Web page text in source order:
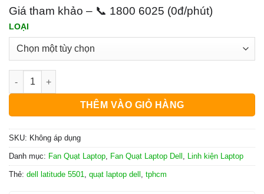
Giá tham khảo – 📞 1800 6025 (0đ/phút)
LOẠI
Quạt Laptop Dell Latitude 5501 số lượng
THÊM VÀO GIỎ HÀNG
SKU: Không áp dụng
Danh mục: Fan Quạt Laptop Fan Quạt Laptop Dell Linh kiện Laptop
Thẻ: dell latitude 5501 quạt laptop dell tphcm